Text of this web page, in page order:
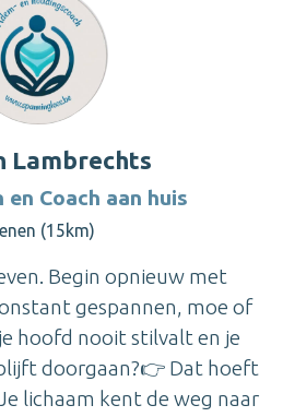
Lambrechts
en Coach aan huis
(15km)
Begin opnieuw met
gespannen, moe of
hoofd nooit stilvalt en je
doorgaan?👉 Dat hoeft
lichaam kent de weg naar